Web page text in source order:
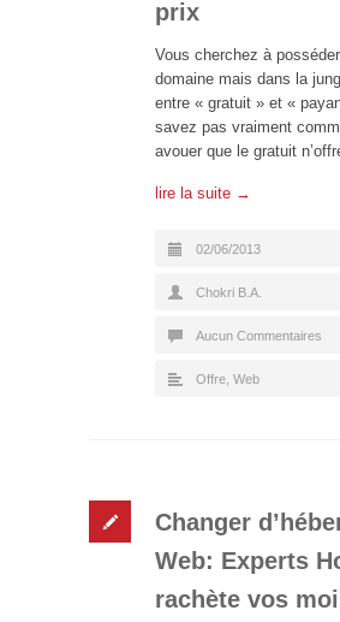
prix
Vous cherchez à
domaine mais dans la
entre « gratuit » et «
savez pas vraiment
avouer que le gratuit
lire la suite →
02/06/2013
Chokri B.A.
Aucun Commentaires
Offre Web
Changer
Web: Experts
rachète vos